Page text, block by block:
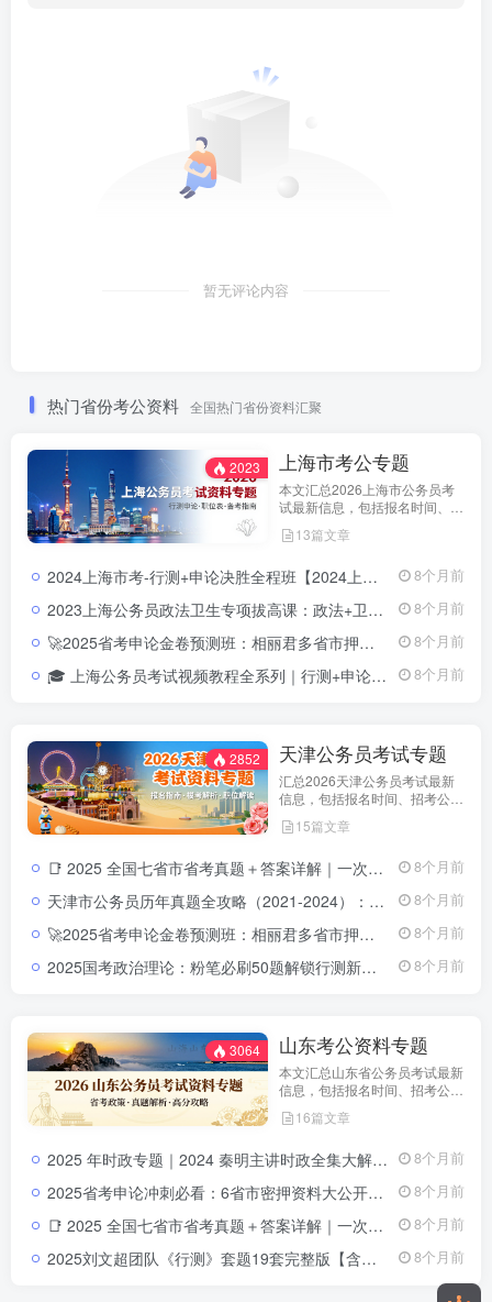
暂无评论内容
热门省份考公资料 全国热门省份资料汇聚
2023 上海市考公专题
本文汇总2026上海市公务员考
试最新信息，包括报名时间、招
测申论备考指南。通过政策解读
天津市考特点，合理安排备考计
13篇文章
2024上海市考-行测+申论决胜全程班【2024上海市考全程班】一次掌握行测+申论，突破高分就在眼前！ 8个月前
2023上海公务员政法卫生专项拔高课：政法+卫生+信息技术，一站掌握核心考点！📘 来源：教育学习网（jiaoyuxuexi.com ） 📦 资源类型：政法卫生专项提分资料 + 讲义 + 试看视频 📚 涵盖方向：卫生健康管理、信息技术、政法基础、基层人民警察专项等 8个月前
🚀2025省考申论金卷预测班：相丽君多省市押题高分路径2025省考申论金卷预测视频课程 8个月前
🎓 上海公务员考试视频教程全系列｜行测+申论+科学推理系统课程上海公务员考试视频教程系列｜行测+申论全科系统班含讲义课件 8个月前
2852 天津公务员考试专题
汇总2026天津公务员考试最新
信息，包括报名时间、招考公
论备考指南。通过政策解读和考
市考特点，合理安排备考计划，
15篇文章
📑 2025 全国七省市省考真题＋答案详解｜一次拥有山东 · 浙江 ·四川 ·上海 ·北京 ·天津 ·江苏真题全套2025 全国省考真题全收录：七省市（山东 · 浙江 · 四川 · 上海 ·北京 ·天津 ·江苏）试卷＋详解 8个月前
天津市公务员历年真题全攻略（2021-2024）：申论与行测试卷解析合集天津市公务员历年真题集（2021-2024）：申论行测全解析与答题策略 8个月前
🚀2025省考申论金卷预测班：相丽君多省市押题高分路径2025省考申论金卷预测视频课程 8个月前
2025国考政治理论：粉笔必刷50题解锁行测新增模块（涵盖江西、贵州、深圳、黑龙江、全国）2025国考政治理论必刷题解析（免费下载） 8个月前
3064 山东考公资料专题
本文汇总山东省公务员考试最新
信息，包括报名时间、招考公
论备考指南。通过政策解读和考
市考特点，合理安排备考计划，
16篇文章
2025 年时政专题｜2024 秦明主讲时政全集大解析2025 年时政专题｜2024 秦明主讲时政全集大解析 8个月前
2025省考申论冲刺必看：6省市密押资料大公开，高分上岸就靠它！ 8个月前
📑 2025 全国七省市省考真题＋答案详解｜一次拥有山东 · 浙江 ·四川 ·上海 ·北京 ·天津 ·江苏真题全套2025 全国省考真题全收录：七省市（山东 · 浙江 · 四川 · 上海 ·北京 ·天津 ·江苏）试卷＋详解 8个月前
2025刘文超团队《行测》套题19套完整版【含答案解析】考点精析 8个月前